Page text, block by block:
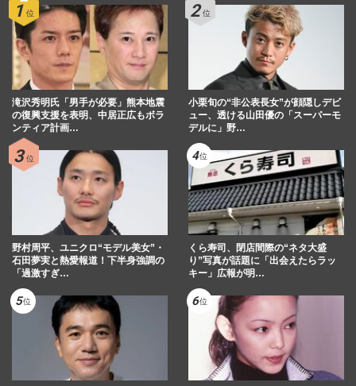
滝沢秀明氏「男手が必要」熊本地震
の復興支援を表明、中居正広もボラ
ンティア計画…
小栗旬の“非公表長女”が顔隠しデビ
ュー、透ける山田優の「スーパーモ
デルに」野…
野村周平、ユニクロ“モデル美女”・
石田夢実と熱愛報道！下半身強調の
「過激すぎ…
くら寿司、閉店間際の“ネタ大盛
り”写真が話題に「出会えたらラッ
キー」広報が明…